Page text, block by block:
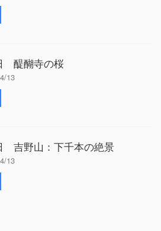
醍醐寺の桜
13
吉野山：下千本の絶景
13